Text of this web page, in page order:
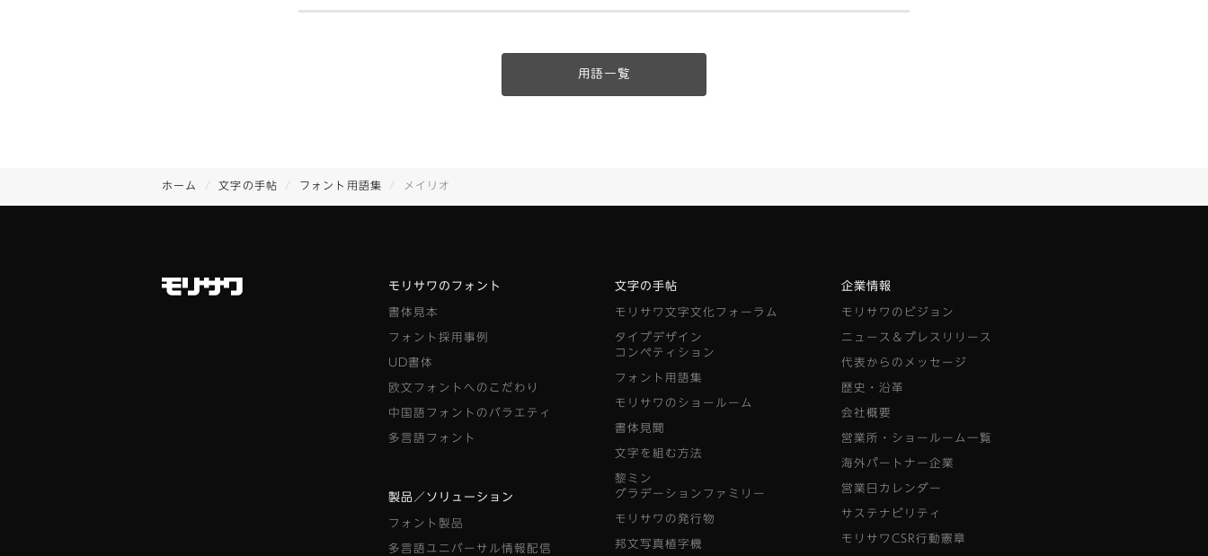
用語一覧
ホーム 文字の手帖 フォント用語集 メイリオ
モリサワのフォント
書体見本
フォント採用事例
UD書体
欧文フォントへのこだわり
中国語フォントのバラエティ
多言語フォント
製品／ソリューション
フォント製品
多言語ユニバーサル情報配信
文字の手帖
モリサワ文字文化フォーラム
タイプデザイン
コンペティション
フォント用語集
モリサワのショールーム
書体見聞
文字を組む方法
黎ミン
グラデーションファミリー
モリサワの発行物
邦文写真植字機
企業情報
モリサワのビジョン
ニュース＆プレスリリース
代表からのメッセージ
歴史・沿革
会社概要
営業所・ショールーム一覧
海外パートナー企業
営業日カレンダー
サステナビリティ
モリサワCSR行動憲章